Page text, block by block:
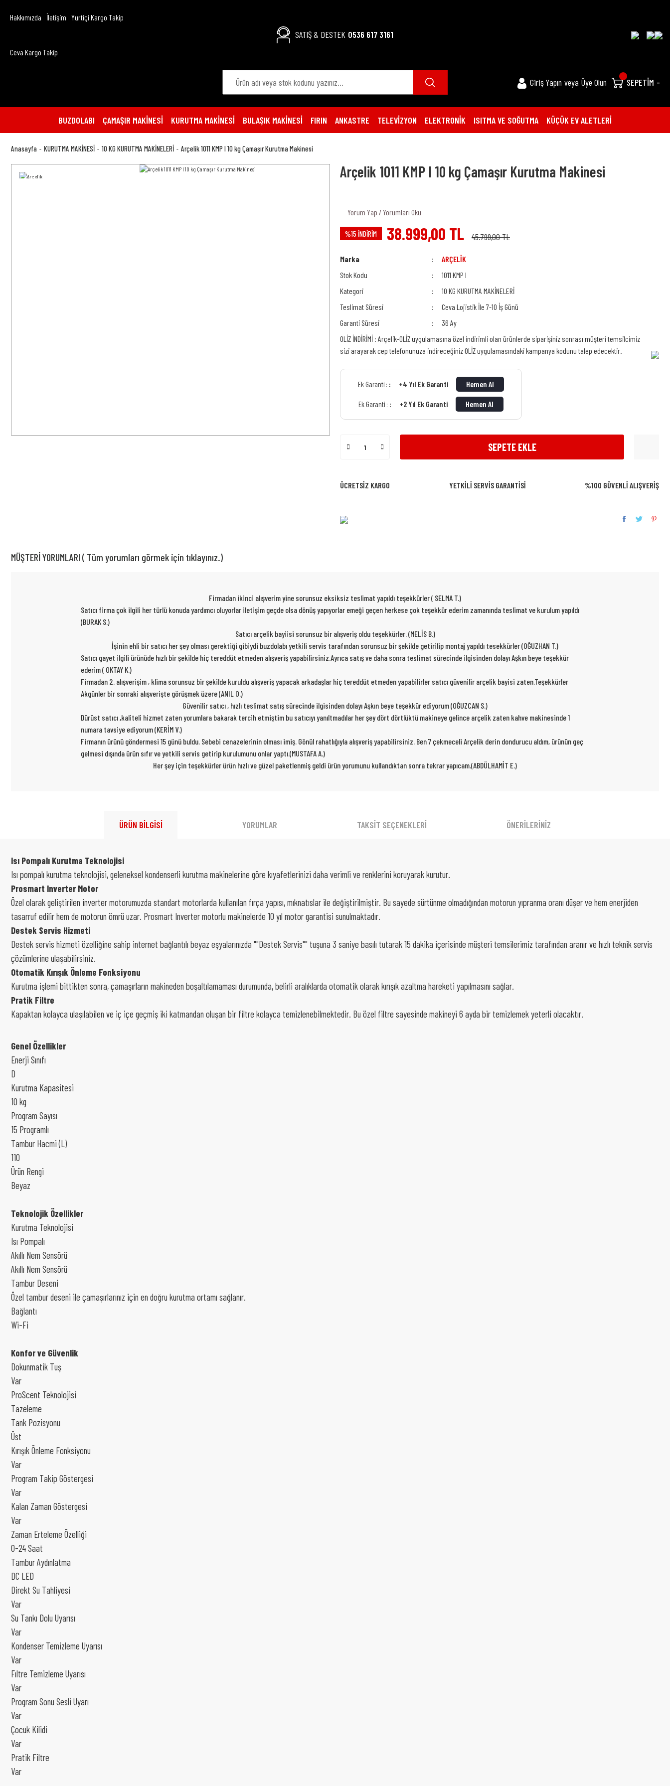
Hakkımızda İletişim Yurtiçi Kargo Takip
Ceva Kargo Takip
SATIŞ & DESTEK 0536 617 3161
Giriş Yapın veya Üye Olun SEPETİM -
BUZDOLABI ÇAMAŞIR MAKİNESİ KURUTMA MAKİNESİ BULAŞIK MAKİNESİ FIRIN ANKASTRE TELEVİZYON ELEKTRONİK ISITMA VE SOĞUTMA KÜÇÜK EV ALETLERİ
Anasayfa KURUTMA MAKİNESİ 10 KG KURUTMA MAKİNELERİ Arçelik 1011 KMP I 10 kg Çamaşır Kurutma Makinesi
Arçelik 1011 KMP I 10 kg Çamaşır Kurutma Makinesi
Yorum Yap / Yorumları Oku
%15 İNDİRİM 38.999,00 TL 45.799,00 TL
Marka
ARÇELİK
Stok Kodu
1011 KMP I
Kategori
10 KG KURUTMA MAKİNELERİ
Teslimat Süresi
Ceva Lojistik İle 7-10 İş Günü
Garanti Süresi
36 Ay
OLİZ İNDİRİMİ : Arçelik-OLİZ uygulamasına özel indirimli olan ürünlerde siparişiniz sonrası müşteri temsilcimiz
sizi arayarak cep telefonunuza indireceğiniz OLİZ uygulamasındaki kampanya kodunu talep edecektir.
Ek Garanti : +4 Yıl Ek Garanti Hemen Al
Ek Garanti : +2 Yıl Ek Garanti Hemen Al
SEPETE EKLE
ÜCRETSİZ KARGO YETKİLİ SERVİS GARANTİSİ %100 GÜVENLİ ALIŞVERİŞ
MÜŞTERİ YORUMLARI ( Tüm yorumları görmek için tıklayınız.)
Firmadan ikinci alışverim yine sorunsuz eksiksiz teslimat yapıldı teşekkürler ( SELMA T.)
Satıcı firma çok ilgili her türlü konuda yardımcı oluyorlar iletişim geçde olsa dönüş yapıyorlar emeği geçen herkese çok teşekkür ederim zamanında teslimat ve kurulum yapıldı
(BURAK S.)
Satıcı arçelik bayiisi sorunsuz bir alışveriş oldu teşekkürler. (MELİS B.)
İşinin ehli bir satıcı her şey olması gerektiği gibiydi buzdolabı yetkili servis tarafından sorunsuz bir şekilde getirilip montaj yapıldı tesekkürler (OĞUZHAN T.)
Satıcı gayet ilgili ürünüde hızlı bir şekilde hiç tereddüt etmeden alışveriş yapabilirsiniz.Ayrıca satış ve daha sonra teslimat sürecinde ilgisinden dolayı Aşkın beye teşekkür
ederim ( OKTAY K.)
Firmadan 2. alışverişim , klima sorunsuz bir şekilde kuruldu alışveriş yapacak arkadaşlar hiç tereddüt etmeden yapabilirler satıcı güvenilir arçelik bayisi zaten.Teşekkürler
Akgünler bir sonraki alışverişte görüşmek üzere (ANIL O.)
Güvenilir satıcı , hızlı teslimat satış sürecinde ilgisinden dolayı Aşkın beye teşekkür ediyorum (OĞUZCAN S.)
Dürüst satıcı ,kaliteli hizmet zaten yorumlara bakarak tercih etmiştim bu satıcıyı yanıltmadılar her şey dört dörtlüktü makineye gelince arçelik zaten kahve makinesinde 1
numara tavsiye ediyorum (KERİM V.)
Firmanın ürünü göndermesi 15 günü buldu. Sebebi cenazelerinin olması imiş. Gönül rahatlığıyla alışveriş yapabilirsiniz. Ben 7 çekmeceli Arçelik derin dondurucu aldım, ürünün geç
gelmesi dışında ürün sıfır ve yetkili servis getirip kurulumunu onlar yaptı.(MUSTAFA A.)
Her şey için teşekkürler ürün hızlı ve güzel paketlenmiş geldi ürün yorumunu kullandıktan sonra tekrar yapıcam.(ABDÜLHAMİT E.)
ÜRÜN BİLGİSİ YORUMLAR TAKSİT SEÇENEKLERİ ÖNERİLERİNİZ
Isı Pompalı Kurutma Teknolojisi
Isı pompalı kurutma teknolojisi, geleneksel kondenserli kurutma makinelerine göre kıyafetlerinizi daha verimli ve renklerini koruyarak kurutur.
Prosmart Inverter Motor
Özel olarak geliştirilen inverter motorumuzda standart motorlarda kullanılan fırça yapısı, mıknatıslar ile değiştirilmiştir. Bu sayede sürtünme olmadığından motorun yıpranma oranı düşer ve hem enerjiden
tasarruf edilir hem de motorun ömrü uzar. Prosmart Inverter motorlu makinelerde 10 yıl motor garantisi sunulmaktadır.
Destek Servis Hizmeti
Destek servis hizmeti özelliğine sahip internet bağlantılı beyaz eşyalarınızda ""Destek Servis"" tuşuna 3 saniye basılı tutarak 15 dakika içerisinde müşteri temsilerimiz tarafından aranır ve hızlı teknik servis
çözümlerine ulaşabilirsiniz.
Otomatik Kırışık Önleme Fonksiyonu
Kurutma işlemi bittikten sonra, çamaşırların makineden boşaltılamaması durumunda, belirli aralıklarda otomatik olarak kırışık azaltma hareketi yapılmasını sağlar.
Pratik Filtre
Kapaktan kolayca ulaşılabilen ve iç içe geçmiş iki katmandan oluşan bir filtre kolayca temizlenebilmektedir. Bu özel filtre sayesinde makineyi 6 ayda bir temizlemek yeterli olacaktır.
Genel Özellikler
Enerji Sınıfı
D
Kurutma Kapasitesi
10 kg
Program Sayısı
15 Programlı
Tambur Hacmi (L)
110
Ürün Rengi
Beyaz
Teknolojik Özellikler
Kurutma Teknolojisi
Isı Pompalı
Akıllı Nem Sensörü
Akıllı Nem Sensörü
Tambur Deseni
Özel tambur deseni ile çamaşırlarınız için en doğru kurutma ortamı sağlanır.
Bağlantı
Wi-Fi
Konfor ve Güvenlik
Dokunmatik Tuş
Var
ProScent Teknolojisi
Tazeleme
Tank Pozisyonu
Üst
Kırışık Önleme Fonksiyonu
Var
Program Takip Göstergesi
Var
Kalan Zaman Göstergesi
Var
Zaman Erteleme Özelliği
0-24 Saat
Tambur Aydınlatma
DC LED
Direkt Su Tahliyesi
Var
Su Tankı Dolu Uyarısı
Var
Kondenser Temizleme Uyarısı
Var
Fıltre Temizleme Uyarısı
Var
Program Sonu Sesli Uyarı
Var
Çocuk Kilidi
Var
Pratik Filtre
Var